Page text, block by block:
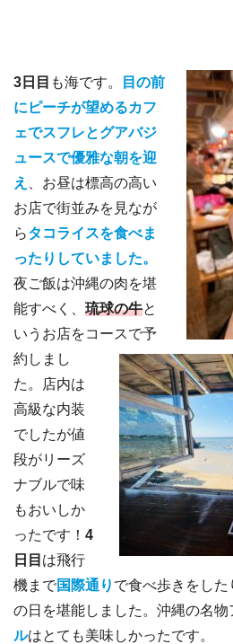
3日目 も海です。
目の前
にピーチが望めるカフ
ェでスフレとグアバジ
ュースで優雅な朝を迎
え
、お昼は標高の高い
お店で街並みを見なが
らタコライスを食べま
ったりしていました。
夜ご飯は沖縄の肉を堪
能すべく、 琉球の牛と
いうお店をコースで予
約しまし
た。店内は
高級な内装
でしたが値
段がリーズ
ナブルで味
もおいしか
ったです！ 4
日目 は飛行
機まで国際通り で食べ歩きをし
の日を堪能しました。沖縄の名物
ルはとても美味しかったです。